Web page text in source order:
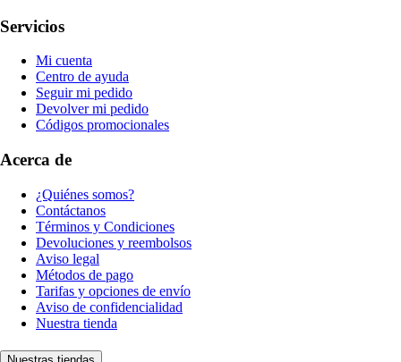
Servicios
Mi cuenta
Centro de ayuda
Seguir mi pedido
Devolver mi pedido
Códigos promocionales
Acerca de
¿Quiénes somos?
Contáctanos
Términos y Condiciones
Devoluciones y reembolsos
Aviso legal
Métodos de pago
Tarifas y opciones de envío
Aviso de confidencialidad
Nuestra tienda